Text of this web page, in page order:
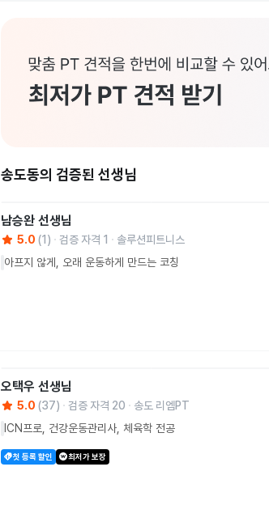
송도동의 검증된 선생님
남승완 선생님
5.0 (1) 검증 자격 1
솔루션피트니스
아프지 않게, 오래 운동하게 만드는 코칭
오택우 선생님
5.0 (37) 검증 자격 20
송도 리엠PT
ICN프로, 건강운동관리사, 체육학 전공
첫 등록 할인 최저가 보장